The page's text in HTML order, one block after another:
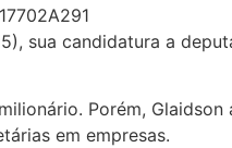
sua candidatura a
Porém,
em empresas.